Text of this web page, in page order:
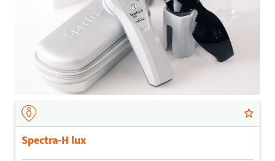
Spectra-H lux